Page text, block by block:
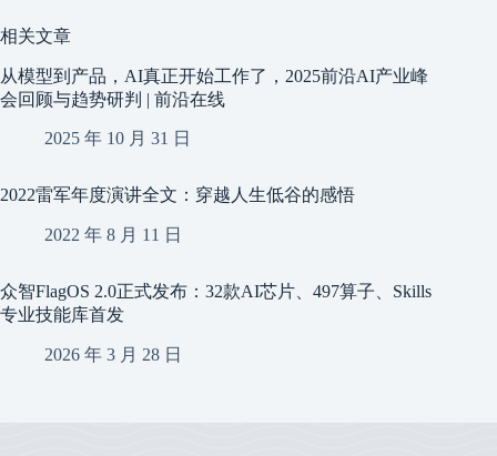
相关文章
从模型到产品，AI真正开始工作了，2025前沿AI产业峰
会回顾与趋势研判 | 前沿在线
2025 年 10 月 31 日
2022雷军年度演讲全文：穿越人生低谷的感悟
2022 年 8 月 11 日
众智FlagOS 2.0正式发布：32款AI芯片、497算子、Skills
专业技能库首发
2026 年 3 月 28 日